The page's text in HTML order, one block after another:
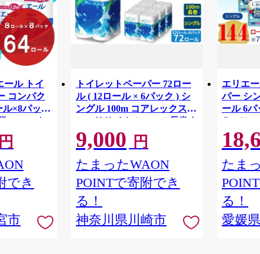
ール トイ
コンパク
ル×8パック
82.5m ト
シングル
き 日用品
円
でき
市
トイレットペーパー 72ロー
ル ( 12ロール × 6パック ) シ
ングル 100m コアレックス
FSCリサイクルロール長巻タ
イプ 再生紙 100％ 日用品 消
耗品 防災 備蓄 トイレットペ
ーパー トイレ 神奈川県 川崎
市 トイレットペーパー 新生
活 生活雑貨 生活用品 といれ
っとぺーぱー 長持ち 長巻き
まとめ 非常 便利 サステナブ
ル エコ トイレットペーパー
9,000 円
たまったWAON
POINTで寄附でき
る！
神奈川県川崎市
エリエ
パー シ
ール 6パ
Ｒ （シ
パック
備蓄 防
たま
る！
愛媛